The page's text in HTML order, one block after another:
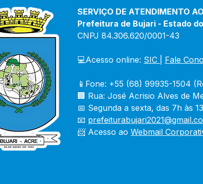
produtores ruraisSERVIÇO DE ATENDIMENTO
Prefeitura de Bujari - Estado
CNPJ 84.306.620/0001-43
💻Acesso online: SIC Fale
📱Fone: +55 (68) 99935-1504
🏢 Rua: José Acrisio Alves de
📅 Segunda a sexta, das 7h às
📧
📨 Acesso ao Webmail